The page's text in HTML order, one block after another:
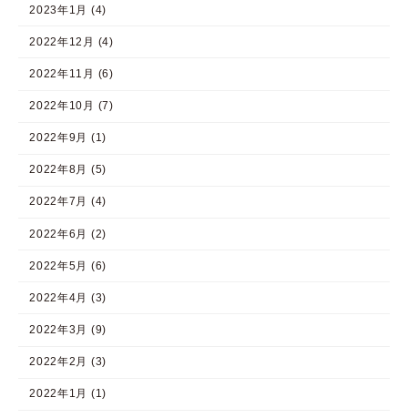
2023年1月 (4)
2022年12月 (4)
2022年11月 (6)
2022年10月 (7)
2022年9月 (1)
2022年8月 (5)
2022年7月 (4)
2022年6月 (2)
2022年5月 (6)
2022年4月 (3)
2022年3月 (9)
2022年2月 (3)
2022年1月 (1)